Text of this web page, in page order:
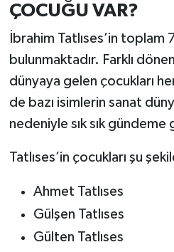
ÇOCUĞU VAR?
İbrahim Tatlıses’in toplam
bulunmaktadır. Farklı
dünyaya gelen çocukları
de bazı isimlerin sanat
nedeniyle sık sık
Tatlıses’in çocukları şu
Ahmet Tatlıses
Gülşen Tatlıses
Gülten Tatlıses